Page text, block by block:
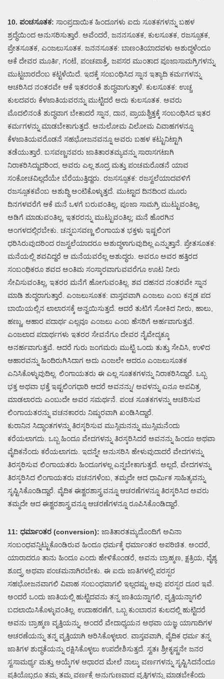
10. ಪಂಚಸೂತಕ: ಸಾಂಪ್ರದಾಯಿಕ ಹಿಂದೂಗಳು ಐದು ಸೂತಕಗಳನ್ನು ಬಹಳ
ಶ್ರದ್ಧೆಯಿಂದ ಅನುಸರಿಸುತ್ತಾರೆ. ಅವೆಂದರೆ, ಜನನಸೂತಕ, ಕುಲಸೂತಕ, ರಜಸ್ಸೂತಕ,
ಪ್ರೇತಸೂತಕ, ಎಂಜಲುಸೂತಕ. ಜನನಸೂತಕ: ಬಾಣಂತಿಯಾದವಳು ಅಶುದ್ಧಳೆಂದೂ
ಆಕೆ ದೇವರ ಮೂರ್ತಿ, ಗಂಟೆ, ಪಂಚಪಾತ್ರೆ, ಜಪಸರ ಮುಂತಾದ ಪೂಜಾಸಾಮಗ್ರಿಗಳನ್ನು
ಮುಟ್ಟಬಾರದೆಂಬ ಕಟ್ಟಳೆಯಿದೆ. ಇದಕ್ಕೆ ಸಂಬಂಧಿಸಿದ ಸ್ನಾನ ಇತ್ಯಾದಿ ಕರ್ಮಗಳನ್ನು
ಆಚರಿಸಿದ ನಂತರವೇ ಆಕೆ ಇತರರಂತೆ ಶುದ್ಧವಾಗುತ್ತಾಳೆ. ಕುಲಸೂತಕ: ಉಚ್ಚ
ಕುಲದವರು ಕೆಳಜಾತಿಯವರನ್ನು ಮುಟ್ಟಿದರೆ ಅದು ಕುಲಸೂತಕ. ಅವರು
ಮೊದಲಿನಂತೆ ಶುದ್ಧವಾಗ ಬೇಕಾದರೆ ಸ್ನಾನ, ದಾನ, ಪ್ರಾಯಶ್ಚಿತ್ತಕ್ಕೆ ಸಂಬಂಧಿಸಿದ ಇತರ
ಕರ್ಮಗಳನ್ನು ಮಾಡಬೇಕಾಗುತ್ತದೆ. ಅನುಲೋಮ ವಿಲೋಮ ವಿವಾಹಗಳನ್ನೂ
ಕೆಳಜಾತಿಯವರೊಡನೆ ಸಹಭೋಜನವನ್ನೂ ಅವರು ಬಹಳ ಕಟ್ಟುನಿಟ್ಟಾಗಿ
ತಡೆಯುತ್ತಾರೆ. ಬಸವಣ್ಣನವರು ಜಾತಿತಾರತಮ್ಯವನ್ನು ಸಾರಾಸಗಟಾಗಿ
ನಿರಾಕರಿಸಿದ್ದುದರಿಂದ, ಅವರು ಎಲ್ಲ ಶೂದ್ರ ಮತ್ತು ಪಂಚಮರೊಡನೆ ಯಾವ
ಸಂಕೋಚವಿಲ್ಲದೆಯೇ ಬೆರೆಯುತ್ತಿದ್ದರು. ರಜಸಸ್ಸೂತಕ: ರಜಸ್ವಲೆಯಾದವಳಿಗೆ
ರಜಸ್ಸೂತಕವೆಂಬ ಅಶುದ್ಧಿ ಅಂಟಿಕೊಳ್ಳುತ್ತದೆ. ಮುಟ್ಟಾದ ದಿನದಿಂದ ಮೂರು
ದಿನಗಳವರೆಗೆ ಆಕೆ ಮನೆ ಒಳಗೆ ಬರುವಂತಿಲ್ಲ, ಪೂಜಾ ಸಾಮಗ್ರಿ ಮುಟ್ಟುವಂತಿಲ್ಲ,
ಅಡಿಗೆ ಮಾಡುವಂತಿಲ್ಲ, ಇತರರನ್ನು ಮುಟ್ಟುವಂತಿಲ್ಲ; ಮನೆ ಹೊರಗಿನ
ಅಂಗಳದಲ್ಲಿರಬೇಕು. ಚನ್ನಬಸವಣ್ಣ ಲಿಂಗಾಯತ ಭಕ್ತಳು ಇಷ್ಟಲಿಂಗ
ಧರಿಸಿರುವುದರಿಂದ ರಜಸ್ವಲೆಯಾದರೂ ಅಶುದ್ಧಳಾಗುವುದಿಲ್ಲ ಎನ್ನುತ್ತಾನೆ. ಪ್ರೇತಸೂತಕ:
ಮನೆಯಲ್ಲಿ ಶವವಿದ್ದರೆ ಆ ಮನೆಯವರೆಲ್ಲ ಅಶುದ್ಧರು. ಅವರೂ ಅವರ ಹತ್ತಿರದ
ಸಂಬಂಧಿಕರೂ ಶವದ ಅಂತಿಮ ಸಂಸ್ಕಾರವಾಗುವವರೆಗೂ ಊಟ ನೀರು
ಸೇವಿಸುವಂತಿಲ್ಲ, ಇತರರ ಮನೆಗೆ ಹೋಗುವಂತಿಲ್ಲ. ಶವ ದಹನದ ನಂತರವೇ ಸ್ನಾನ
ಮಾಡಿ ಶುದ್ಧರಾಗುತ್ತಾರೆ. ಎಂಜಲುಸೂತಕ: ವಾಸ್ತವವಾಗಿ ಎಂಜಲು ಎಂಬ ಕನ್ನಡ ಪದ
ಬಾಯಿಯಲ್ಲಿನ ಲಾಲಾರಸಕ್ಕೆ ಅನ್ವಯಿಸುತ್ತದೆ. ಆದರೆ ತುಟಿಗೆ ಸೋಕಿದ ನೀರು, ಹಾಲು,
ಹಣ್ಣು, ಆಹಾರ ಪದಾರ್ಥ ಎಲ್ಲವೂ ಎಂಜಲು ಎಂಬ ಹೆಸರಿಗೆ ಅರ್ಹವಾಗುತ್ತವೆ.
ಎಂಜಲಾದ ಪದಾರ್ಥಗಳು ಇತರರ ಸೇವನೆಗೂ ದೇವರ ನೈವೇದ್ಯಕ್ಕೂ
ಅನರ್ಹವಾಗುತ್ತವೆ. ಆದರೆ ಗುರು ಜಂಗಮರು ಮುಟ್ಟಿ ಒಂದು ತುತ್ತು ಸೇವಿಸಿ, ಉಳಿದ
ಆಹಾರವನ್ನು ಹಿಂದಿರುಗಿಸಿದಾಗ ಅದು ಎಂಜಲೇ ಆದರೂ ಎಂಜಲುಸೂತಕ
ಎನಿಸಿಕೊಳ್ಳುವುದಿಲ್ಲ. ಲಿಂಗಾಯತರು ಈ ಎಲ್ಲ ಸೂತಕಗಳನ್ನು ನಿರಾಕರಿಸಿದ್ದಾರೆ. ಒಬ್ಬ
ಭಕ್ತ ಅಥವಾ ಭಕ್ತೆ ಇಷ್ಟಲಿಂಗಧಾರಿ ಆದರೆ ಅವನನ್ನು/ ಅವಳನ್ನು ಏನೂ ಅಪವಿತ್ರ
ಮಾಡಲಾರದು ಎಂಬುದೇ ಅವರ ಸಮರ್ಥನೆ. ಪಂಚ ಸೂತಕಗಳನ್ನು ಆಚರಿಸುವ
ಲಿಂಗಾಯತರನ್ನು ವಚನಕಾರರು ನಿಷ್ಠುರವಾಗಿ ಖಂಡಿಸಿದ್ದಾರೆ.
ಕುರಾನಿನ ಸಿದ್ಧಾಂತಗಳನ್ನು ತಿರಸ್ಕರಿಸುವ ಮುಸ್ಲಿಮನನ್ನು ಮುಸ್ಲಿಮನೆಂದು
ಕರೆಯಲಾಗದು. ಒಬ್ಬ ಹಿಂದೂ ವೇದಗಳನ್ನು ತಿರಸ್ಕರಿಸಿದರೆ ಅವನನ್ನು ಹಿಂದೂ ಅಥವಾ
ವೈದಿಕನೆಂದು ಕರೆಯಲಾಗದು. ಇದನ್ನೇ ಅನುಸರಿಸಿ ಹೇಳುವುದಾದರೆ ವೇದಗಳನ್ನು
ತಿರಸ್ಕರಿಸುವ ಲಿಂಗಾಯತರು ಹಿಂದೂಗಳಲ್ಲ ಎನ್ನಬೇಕಾಗುತ್ತದೆ. ಅಲ್ಲದೆ, ವೇದಗಳನ್ನು
ತಿರಸ್ಕರಿಸಿದ ಲಿಂಗಾಯತರು ವಚನಗಳೆಂಬ, ತಮ್ಮದೇ ಆದ ಧಾರ್ಮಿಕ ಸಾಹಿತ್ಯವನ್ನು
ಸೃಷ್ಟಿಸಿಕೊಂಡಿದ್ದಾರೆ. ವೈದಿಕ ಈಶ್ವರಶಾಸ್ತ್ರವನ್ನೂ ಆಚರಣೆಗಳನ್ನೂ ತಿರಸ್ಕರಿಸಿದ ಅವರು
ತಮ್ಮದೇ ಆದ ಈಶ್ವರಶಾಸ್ತ್ರವನ್ನೂ ಆಚರಣೆಗಳನ್ನೂ ರೂಪಿಸಿಕೊಂಡಿದ್ದಾರೆ.
11: ಧರ್ಮಾಂತರ (conversion): ಜಾತಿತಾರತಮ್ಯದೊಂದಿಗೆ ಅವಿನಾ
ಸಂಬಂಧವನ್ನಿಟ್ಟುಕೊಂಡಿರುವ ಹಿಂದೂ ಧರ್ಮಕ್ಕೆ ಧರ್ಮಾಂತರ ಅಪರಿಚಿತ. ಅಂದರೆ,
ಯಾರಾದರೂ ತಾನು ಹಿಂದೂ ಎಂದು ಹೇಳಿಕೊಂಡರೆ, ಅವನು ಬ್ರಾಹ್ಮಣ, ಕ್ಷತ್ರಿಯ, ವೈಶ್ಯ
ಶೂದ್ರ್ರ ಅಥವಾ ಪಂಚಮನಾಗಿರಬೇಕು. ಈ ಐದು ಜಾತಿಗಳಲ್ಲಿ ಪರಸ್ಪರ
ಸಹಭೋಜನವಾಗಲಿ ವಿವಾಹ ಸಂಬಂಧವಾಗಲಿ ಇಲ್ಲದಷ್ಟು ಅವು ಪರಸ್ಪರ ದೂರ ಇವೆ.
ಅಂದರೆ ಒಂದು ಜಾತಿಯಲ್ಲಿ ಹುಟ್ಟಿದವನು ತನ್ನ ಜಾತಿಯನ್ನಾಗಲಿ, ವೃತ್ತಿಯನ್ನಾಗಲಿ
ಬದಲಾಯಿಸಿಕೊಳ್ಳುವಂತಿಲ್ಲ. ಉದಾಹರಣೆಗೆ, ಒಬ್ಬ ಕುಂಬಾರನ ಕುಲದಲ್ಲಿ ಹುಟ್ಟಿದರೆ
ಅವನು ಬ್ರಾಹ್ಮಣ ವೃತ್ತಿಯನ್ನು, ಅಂದರೆ ವೇದಾಧ್ಯಯನ ಅಥವಾ ಯಜ್ಞ ಯಾಗಾದಿಗಳ
ಆಚರಣೆಯನ್ನು ತನ್ನ ವೃತ್ತಿಯಾಗಿ ಆರಿಸಿಕೊಳ್ಳಲಾರ. ವಾಸ್ತವವಾಗಿ, ವೈದಿಕ ಧರ್ಮ ತನ್ನ
ಜಾತಿಗಳ ಶುದ್ಧತೆಯನ್ನು ರಕ್ಷಿಸಿಕೊಳ್ಳಲು ಉಪದೇಶಿಸುತ್ತದೆ. ಸ್ವತಃ ಶ್ರೀಕೃಷ್ಣನೇ ಜನರ
ಸ್ವಸಾಮರ್ಥ್ಯ ಮತ್ತು ಆಯ್ಕೆಗಳ ಆಧಾರದ ಮೇಲೆ ನಾಲ್ಕು ವರ್ಣಗಳನ್ನು ಸೃಷ್ಟಿಸಿದನೆಂದೂ
ಪ್ರತಿಯೊಬ್ಬರೂ ತಮ್ಮ ತಮ್ಮ ವರ್ಣಕ್ಕೆ ಅನುಗುಣವಾದ ವೃತ್ತಿಗಳನ್ನು ಮಾಡಬೇಕೆಂದು